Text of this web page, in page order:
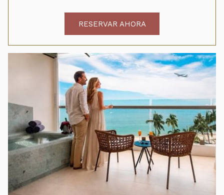
RESERVAR AHORA